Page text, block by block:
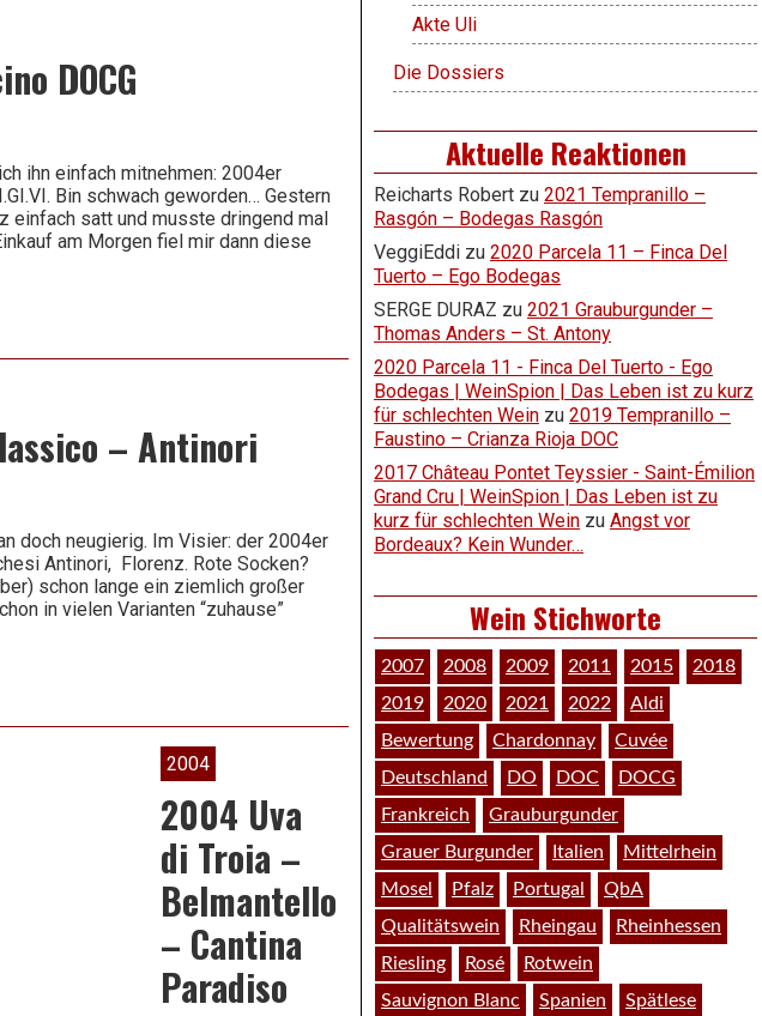
DOCG
ihn einfach mitnehmen: 2004er
Bin schwach geworden… Gestern
einfach satt und musste dringend mal
am Morgen fiel mir dann diese
– Antinori
doch neugierig. Im Visier: der 2004er
Antinori, Florenz. Rote Socken?
schon lange ein ziemlich großer
in vielen Varianten “zuhause”
2004
2004 Uva
di Troia –
Belmantello
– Cantina
Paradiso
Akte Uli
Die Dossiers
Aktuelle Reaktionen
Reicharts Robert zu 2021 Tempranillo –
Rasgón – Bodegas Rasgón
VeggiEddi zu 2020 Parcela 11 – Finca Del
Tuerto – Ego Bodegas
SERGE DURAZ zu 2021 Grauburgunder –
Thomas Anders – St. Antony
2020 Parcela 11 - Finca Del Tuerto - Ego
Bodegas | WeinSpion | Das Leben ist zu kurz
für schlechten Wein zu 2019 Tempranillo –
Faustino – Crianza Rioja DOC
2017 Château Pontet Teyssier - Saint-Émilion
Grand Cru | WeinSpion | Das Leben ist zu
kurz für schlechten Wein zu Angst vor
Bordeaux? Kein Wunder…
Wein Stichworte
2007 2008 2009 2011 2015
2018
2019
2020 2021 2022
Aldi
Bewertung
Chardonnay
Cuvée
Deutschland
DO DOC
DOCG
Frankreich
Grauburgunder
Grauer Burgunder
Italien
Mittelrhein
Mosel
Pfalz Portugal
QbA
Qualitätswein
Rheingau
Rheinhessen
Riesling
Rosé
Rotwein
Sauvignon Blanc
Spanien
Spätlese